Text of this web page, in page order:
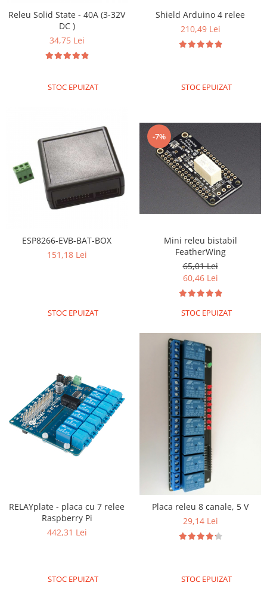
Releu Solid State - 40A (3-32V
DC )
34,75 Lei
STOC EPUIZAT
Shield Arduino 4 relee
210,49 Lei
STOC EPUIZAT
ESP8266-EVB-BAT-BOX
151,18 Lei
STOC EPUIZAT
-7%
Mini releu bistabil
FeatherWing
65,01 Lei
60,46 Lei
STOC EPUIZAT
RELAYplate - placa cu 7 relee
Raspberry Pi
442,31 Lei
STOC EPUIZAT
Placa releu 8 canale, 5 V
29,14 Lei
STOC EPUIZAT